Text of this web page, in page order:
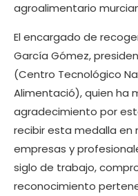
agroalimentario
El encargado de
García Gómez,
(Centro Tecnológico
Alimentació), quien ha
agradecimiento por
recibir esta medalla en
empresas y
siglo de trabajo,
reconocimiento